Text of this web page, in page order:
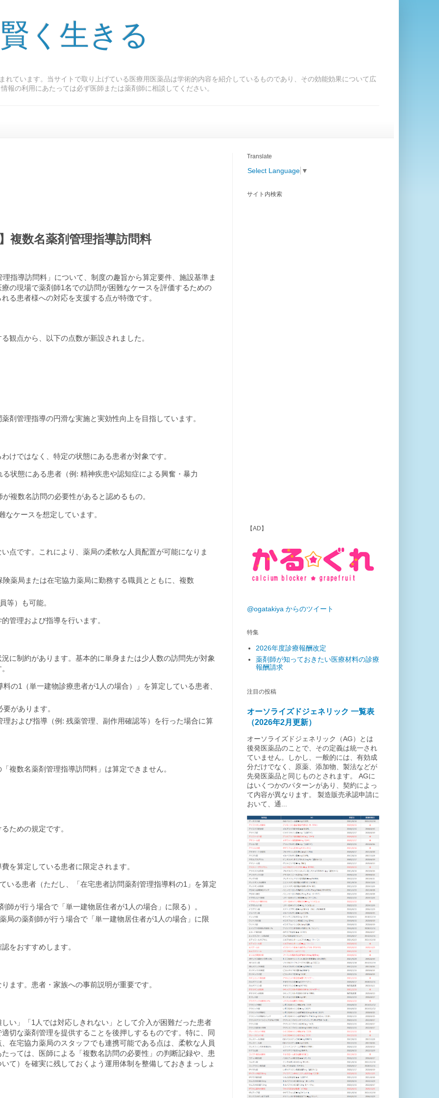
く生きる
れています。当サイトで取り上げている医療用医薬品は学術的内容を紹介しているものであり、その効能効果について広
報の利用にあたっては必ず医師または薬剤師に相談してください。
複数名薬剤管理指導訪問料
指導訪問料」について、制度の趣旨から算定要件、施設基準ま
の現場で薬剤師1名での訪問が困難なケースを評価するための
る患者様への対応を支援する点が特徴です。
観点から、以下の点数が新設されました。
剤管理指導の円滑な実施と実効性向上を目指しています。
けではなく、特定の状態にある患者が対象です。
状態にある患者（例: 精神疾患や認知症による興奮・暴力
複数名訪問の必要性があると認めるもの。
ケースを想定しています。
点です。これにより、薬局の柔軟な人員配置が可能になりま
薬局または在宅協力薬局に勤務する職員とともに、複数
等）も可能。
管理および指導を行います。
に制約があります。基本的に単身または少人数の訪問先が対象
の1（単一建物診療患者が1人の場合）」を算定している患者、
があります。
および指導（例: 残薬管理、副作用確認等）を行った場合に算
複数名薬剤管理指導訪問料」は算定できません。
ための規定です。
を算定している患者に限定されます。
いる患者（ただし、「在宅患者訪問薬剤管理指導料の1」を算定
師が行う場合で「単一建物居住者が1人の場合」に限る）。
局の薬剤師が行う場合で「単一建物居住者が1人の場合」に限
をおすすめします。
ます。患者・家族への事前説明が重要です。
い」「1人では対応しきれない」として介入が困難だった患者
切な薬剤管理を提供することを後押しするものです。特に、同
在宅協力薬局のスタッフでも連携可能である点は、柔軟な人員
っては、医師による「複数名訪問の必要性」の判断記録や、患
て）を確実に残しておくよう運用体制を整備しておきまっしょ
Translate
Select Language ▼
サイト内検索
【AD】
@ogatakiya からのツイート
特集
2026年度診療報酬改定
薬剤師が知っておきたい医療材料の診療
報酬請求
注目の投稿
オーソライズドジェネリック 一覧表
（2026年2月更新）
オーソライズドジェネリック（AG）とは
後発医薬品のことで、その定義は統一され
ていません。しかし、一般的には、有効成
分だけでなく、原薬、添加物、製法などが
先発医薬品と同じものとされます。 AGに
はいくつかのパターンがあり、契約によっ
て内容が異なります。 製造販売承認申請に
おいて、通...